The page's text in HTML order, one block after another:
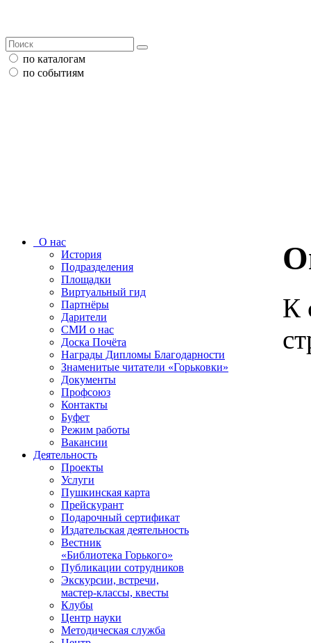
по каталогам
по событиям
О нас
История
Подразделения
Площадки
Виртуальный гид
Партнёры
Дарители
СМИ о нас
Доска Почёта
Награды Дипломы Благодарности
Знаменитые читатели «Горьковки»
Документы
Профсоюз
Контакты
Буфет
Режим работы
Вакансии
Деятельность
Проекты
Услуги
Пушкинская карта
Прейскурант
Подарочный сертификат
Издательская деятельность
Вестник
«Библиотека Горького»
Публикации сотрудников
Экскурсии, встречи,
мастер-классы, квесты
Клубы
Центр науки
Методическая служба
К